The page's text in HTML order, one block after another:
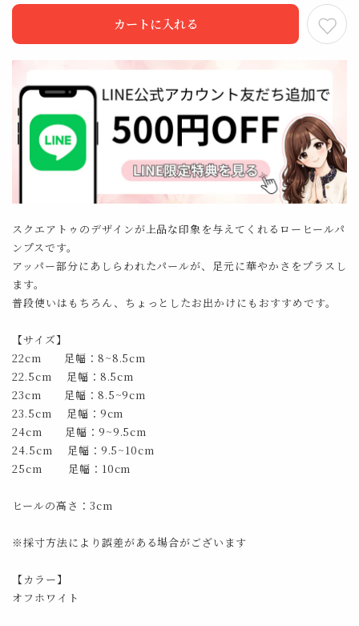
カートに入れる
スクエアトゥのデザインが上品な印象を与えてくれるローヒールパ
ンプスです。
アッパー部分にあしらわれたパールが、足元に華やかさをプラスし
ます。
普段使いはもちろん、ちょっとしたお出かけにもおすすめです。
【サイズ】
22cm 足幅：8~8.5cm
22.5cm 足幅：8.5cm
23cm 足幅：8.5~9cm
23.5cm 足幅：9cm
24cm 足幅：9~9.5cm
24.5cm 足幅：9.5~10cm
25cm 足幅：10cm
ヒールの高さ：3cm
※採寸方法により誤差がある場合がございます
【カラー】
オフホワイト